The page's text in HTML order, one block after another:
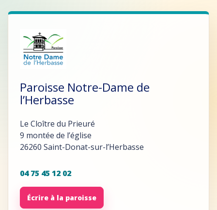
Paroisse Notre-Dame de
l’Herbasse
Le Cloître du Prieuré
9 montée de l’église
26260 Saint-Donat-sur-l’Herbasse
04 75 45 12 02
Écrire à la paroisse